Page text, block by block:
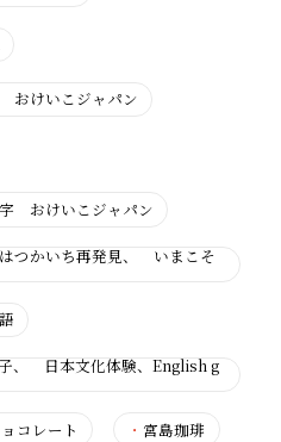
けいこジャパン
おけいこジャパン
つかいち再発見、 いまこそ
、 日本文化体験、English g
コレート ・ 宮島珈琲